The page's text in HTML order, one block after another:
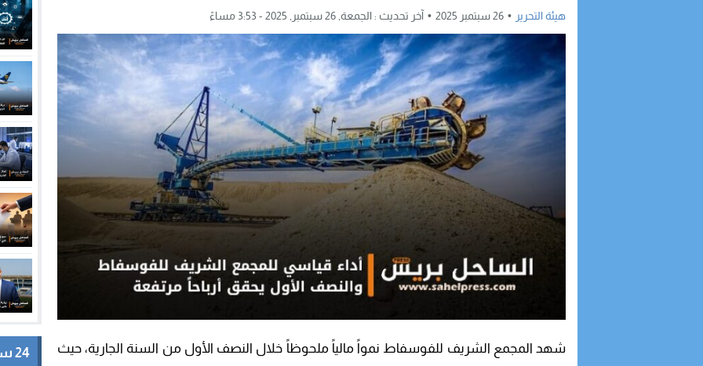
هيئة التحرير 26 سبتمبر 2025 آخر تحديث : الجمعة, 26 سبتمبر, 2025 - 3:53 مساءً
شهد المجمع الشريف للفوسفاط نمواً مالياً ملحوظاً خلال النصف الأول من السنة الجارية، حيث
24 ساعة